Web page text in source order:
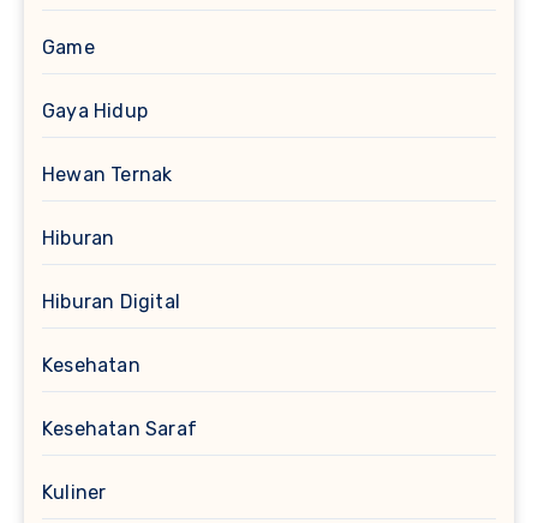
Game
Gaya Hidup
Hewan Ternak
Hiburan
Hiburan Digital
Kesehatan
Kesehatan Saraf
Kuliner